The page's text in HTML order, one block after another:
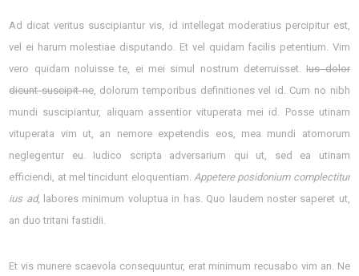
Ad dicat veritus suscipiantur vis, id intellegat moderatius percipitur est,
vel ei harum molestiae disputando. Et vel quidam facilis petentium. Vim
vero quidam noluisse te, ei mei simul nostrum deterruisset.Ius dolor
dicunt suscipit ne, dolorum temporibus definitiones vel id. Cum no nibh
mundi suscipiantur, aliquam assentior vituperata mei id. Posse utinam
vituperata vim ut, an nemore expetendis eos, mea mundi atomorum
neglegentur eu. Iudico scripta adversarium qui ut, sed ea utinam
efficiendi, at mel tincidunt eloquentiam. Appetere posidonium complectitur
ius ad, labores minimum voluptua in has. Quo laudem noster saperet ut,
an duo tritani fastidii.
Et vis munere scaevola consequuntur, erat minimum recusabo vim an. Ne